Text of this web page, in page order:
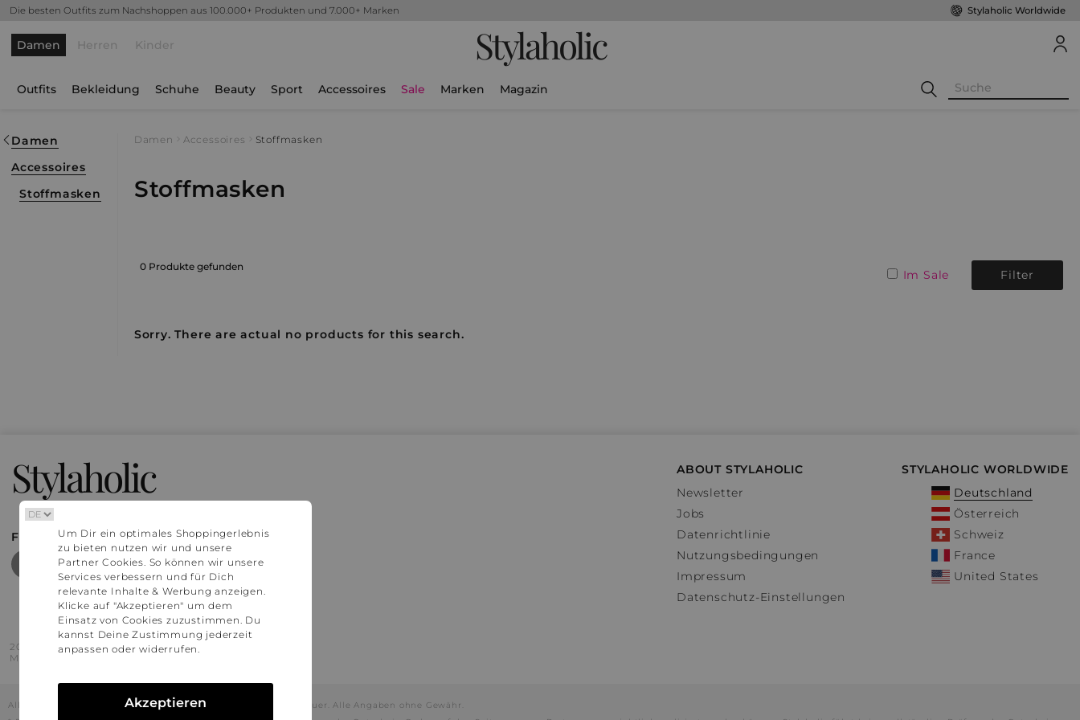
Die besten Outfits zum Nachshoppen aus 100.000+ Produkten und 7.000+ Marken Stylaholic Worldwide
Damen Herren Kinder Stylaholic
Outfits Bekleidung Schuhe Beauty Sport Accessoires Sale Marken Magazin
Damen
Accessoires
Stoffmasken
Damen Accessoires Stoffmasken
Stoffmasken
0 Produkte gefunden
Im Sale Filter
Sorry. There are actual no products for this search.
Stylaholic
FIND MORE INSPIRATION
ABOUT STYLAHOLIC
Newsletter
Jobs
Datenrichtlinie
Nutzungsbedingungen
Impressum
Datenschutz-Einstellungen
STYLAHOLIC WORLDWIDE
Deutschland
Österreich
Schweiz
France
United States
2016 - 2026 © Stylaholic.
Made for you with love in munich.
Alle Preise inkl. der jeweils geltenden gesetzlichen Mehrwertsteuer. Alle Angaben ohne Gewähr.
Um Dir ein optimales Shoppingerlebnis
zu bieten nutzen wir und unsere
Partner Cookies. So können wir unsere
Services verbessern und für Dich
relevante Inhalte & Werbung anzeigen.
Klicke auf "Akzeptieren" um dem
Einsatz von Cookies zuzustimmen. Du
kannst Deine Zustimmung jederzeit
anpassen oder widerrufen.
Akzeptieren